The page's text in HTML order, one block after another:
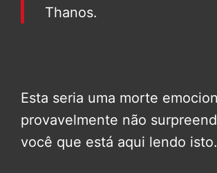
Thanos.
Esta seria uma morte
provavelmente não
você que está aqui lendo isto.